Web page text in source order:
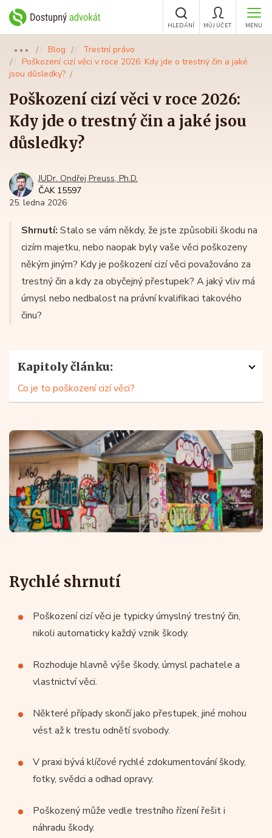
MENU
MŮJ ÚČET
HLEDÁNÍ
●●● Blog
Trestní právo
Poškození cizí věci v roce 2026: Kdy jde o trestný čin a jaké
jsou důsledky?
Poškození cizí věci v roce 2026:
Kdy jde o trestný čin a jaké jsou
důsledky?
JUDr. Ondřej Preuss, Ph.D.
ČAK 15597
25. ledna 2026
Shrnutí: Stalo se vám někdy, že jste způsobili škodu na
cizím majetku, nebo naopak byly vaše věci poškozeny
někým jiným? Kdy je poškození cizí věci považováno za
trestný čin a kdy za obyčejný přestupek? A jaký vliv má
úmysl nebo nedbalost na právní kvalifikaci takového
činu?
Kapitoly článku:
Co je to poškození cizí věci?
Rychlé shrnutí
Poškození cizí věci je typicky úmyslný trestný čin,
nikoli automaticky každý vznik škody.
Rozhoduje hlavně výše škody, úmysl pachatele a
vlastnictví věci.
Některé případy skončí jako přestupek, jiné mohou
vést až k trestu odnětí svobody.
V praxi bývá klíčové rychlé zdokumentování škody,
fotky, svědci a odhad opravy.
Poškozený může vedle trestního řízení řešit i
náhradu škody.